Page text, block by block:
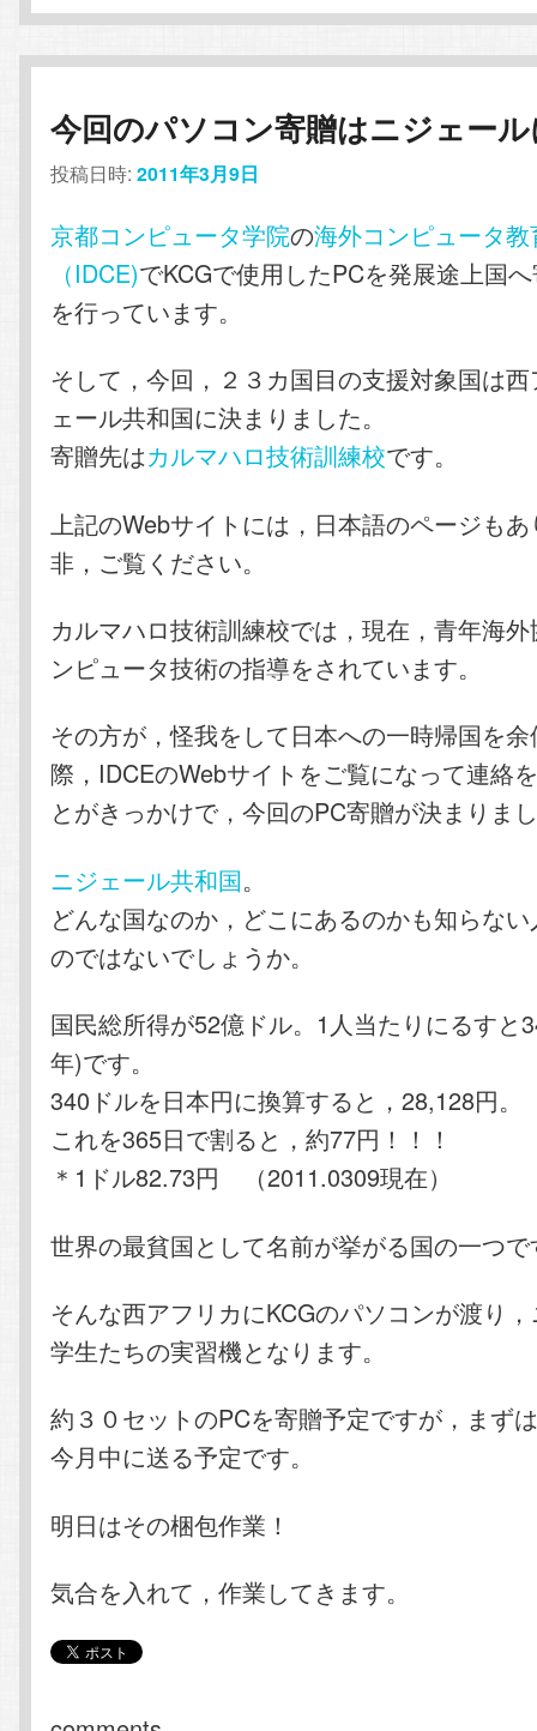
今回のパソコン寄贈はニジェー
投稿日時:2011年3月9日
京都コンピュータ学院の海外コンピュータ
（IDCE)でKCGで使用したPCを発展途上国
を行っています。
そして，今回，２３カ国目の支援対象国は
ェール共和国に決まりました。
寄贈先はカルマハロ技術訓練校です。
上記のWebサイトには，日本語のページも
非，ご覧ください。
カルマハロ技術訓練校では，現在，青年海
ンピュータ技術の指導をされています。
その方が，怪我をして日本への一時帰国を
際，IDCEのWebサイトをご覧になって連絡
とがきっかけで，今回のPC寄贈が決まりま
ニジェール共和国。
どんな国なのか，どこにあるのかも知らな
のではないでしょうか。
国民総所得が52億ドル。1人当たりにるすと
年)です。
340ドルを日本円に換算すると，28,128円。
これを365日で割ると，約77円！！！
＊1ドル82.73円 （2011.0309現在）
世界の最貧国として名前が挙がる国の一つで
そんな西アフリカにKCGのパソコンが渡り
学生たちの実習機となります。
約３０セットのPCを寄贈予定ですが，まず
今月中に送る予定です。
明日はその梱包作業！
気合を入れて，作業してきます。